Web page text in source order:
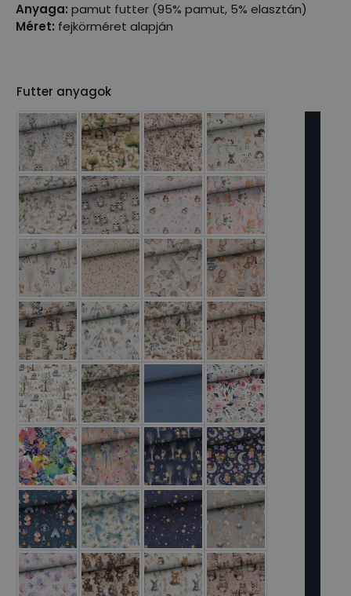
Anyaga: pamut futter (95% pamut, 5% elasztán)
Méret: fejkörméret alapján
Futter anyagok